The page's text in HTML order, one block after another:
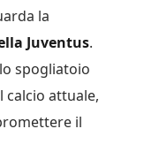
la
Juventus.
spogliatoio
attuale,
il